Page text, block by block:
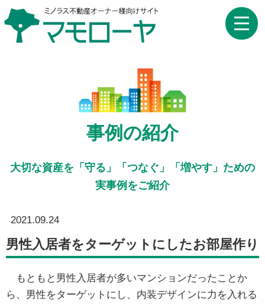
toggle
事例の紹介
大切な資産を「守る」「つなぐ」「増やす」ための
実事例をご紹介
2021.09.24
男性入居者をターゲットにしたお部屋作り
もともと男性入居者が多いマンションだったことか
ら、男性をターゲットにし、内装デザインに力を入れる